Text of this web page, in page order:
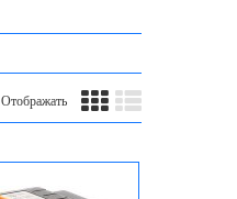
Отображать